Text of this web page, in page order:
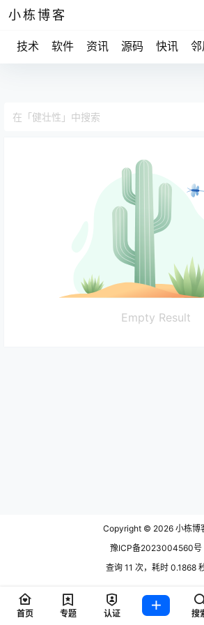
小栋博客
技术 软件 资讯 源码 快讯 邻
Empty Result
Copyright © 2026 小栋博
豫ICP备2023004560号
查询 11 次，耗时 0.1868
首页 专题 认证 搜